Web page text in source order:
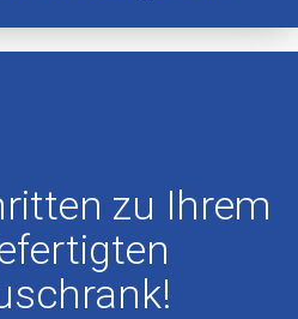
zu Ihrem